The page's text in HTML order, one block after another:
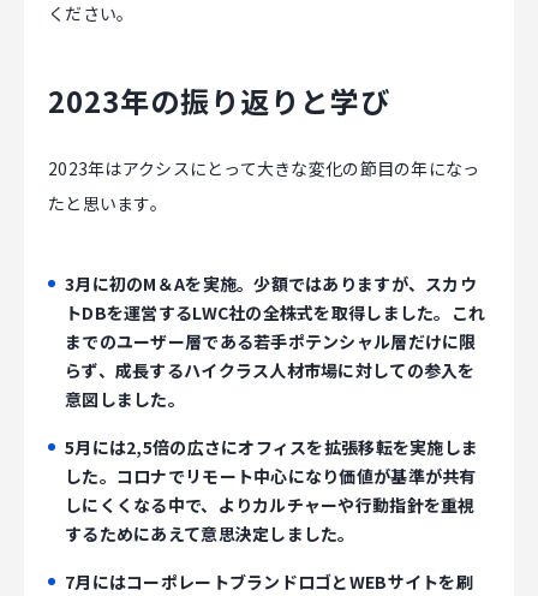
ください。
2023年の振り返りと学び
2023年はアクシスにとって大きな変化の節目の年になっ
たと思います。
3月に初のM＆Aを実施。少額ではありますが、スカウ
トDBを運営するLWC社の全株式を取得しました。これ
までのユーザー層である若手ポテンシャル層だけに限
らず、成長するハイクラス人材市場に対しての参入を
意図しました。
5月には2,5倍の広さにオフィスを拡張移転を実施しま
した。コロナでリモート中心になり価値が基準が共有
しにくくなる中で、よりカルチャーや行動指針を重視
するためにあえて意思決定しました。
7月にはコーポレートブランドロゴとWEBサイトを刷